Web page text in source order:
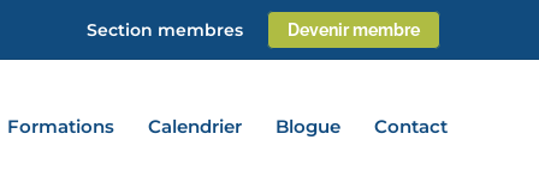
Section membres Devenir membre
Formations Calendrier Blogue Contact